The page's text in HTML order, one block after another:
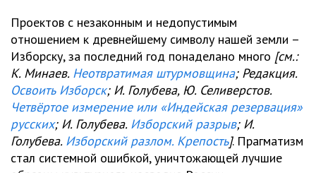
Проектов с незаконным и недопустимым
отношением к древнейшему символу нашей земли –
Изборску, за последний год понаделано много [см.:
К. Минаев. Неотвратимая штурмовщина; Редакция.
Освоить Изборск; И. Голубева, Ю. Селиверстов.
Четвёртое измерение или «Индейская резервация»
русских; И. Голубева. Изборский разрыв; И.
Голубева. Изборский разлом. Крепость]. Прагматизм
стал системной ошибкой, уничтожающей лучшие